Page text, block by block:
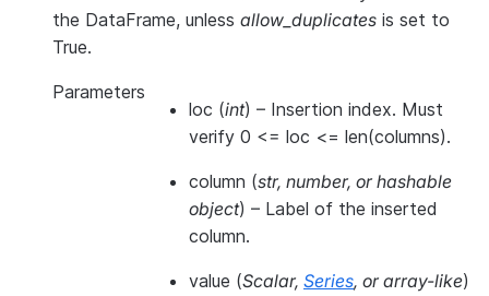
the DataFrame, unless allow_duplicates is set to
True.
Parameters
loc (int) – Insertion index. Must
verify 0 <= loc <= len(columns).
column (str, number, orhashable
object) – Label of the inserted
column.
value (Scalar, Series, orarray-like)